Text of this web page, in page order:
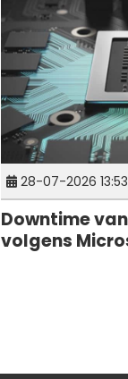
28-07-2026 13:53
Downtime
volgens